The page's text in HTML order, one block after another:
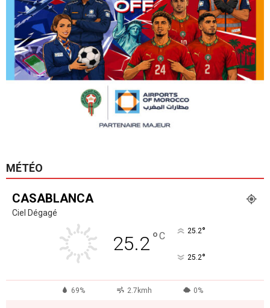
MÉTÉO
CASABLANCA
Ciel Dégagé
25.2°C 25.2°
25.2°
69% 2.7kmh 0%